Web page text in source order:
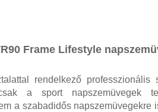
Frame Lifestyle
rendelkező professzionális
a sport napszemüvegek
a szabadidős napszemüvegekre